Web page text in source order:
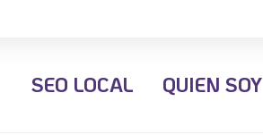
SEO LOCAL QUIEN SOY